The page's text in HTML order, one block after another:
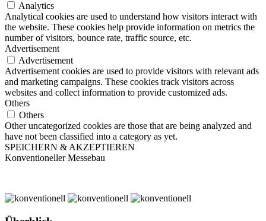
Analytics
Analytical cookies are used to understand how visitors interact with
the website. These cookies help provide information on metrics the
number of visitors, bounce rate, traffic source, etc.
Advertisement
Advertisement
Advertisement cookies are used to provide visitors with relevant ads
and marketing campaigns. These cookies track visitors across
websites and collect information to provide customized ads.
Others
Others
Other uncategorized cookies are those that are being analyzed and
have not been classified into a category as yet.
SPEICHERN & AKZEPTIEREN
Konventioneller Messebau